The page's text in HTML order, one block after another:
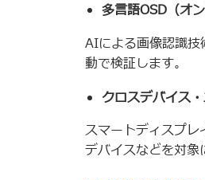
多言語OSD（オ
AIによる画像認識技
動で検証します。
クロスデバイス
スマートディスプ
デバイスなどを対象